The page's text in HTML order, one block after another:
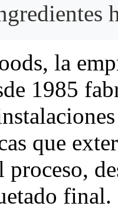
la
1985
que
final.